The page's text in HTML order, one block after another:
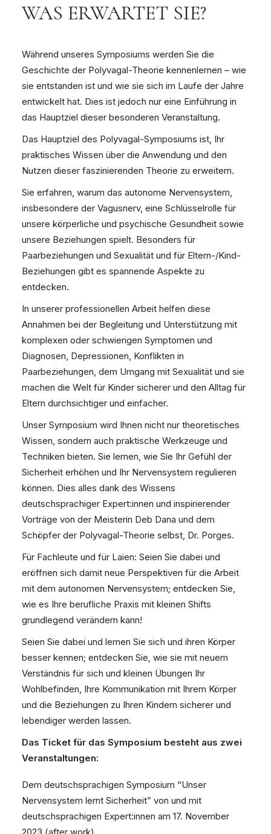
WAS ERWARTET SIE?
Während unseres Symposiums werden Sie die
Geschichte der Polyvagal-Theorie kennenlernen – wie
sie entstanden ist und wie sie sich im Laufe der Jahre
entwickelt hat. Dies ist jedoch nur eine Einführung in
das Hauptziel dieser besonderen Veranstaltung.
Das Hauptziel des Polyvagal-Symposiums ist, Ihr
praktisches Wissen über die Anwendung und den
Nutzen dieser faszinierenden Theorie zu erweitern.
Sie erfahren, warum das autonome Nervensystem,
insbesondere der Vagusnerv, eine Schlüsselrolle für
unsere körperliche und psychische Gesundheit sowie
unsere Beziehungen spielt. Besonders für
Paarbeziehungen und Sexualität und für Eltern-/Kind-
Beziehungen gibt es spannende Aspekte zu
entdecken.
In unserer professionellen Arbeit helfen diese
Annahmen bei der Begleitung und Unterstützung mit
komplexen oder schwierigen Symptomen und
Diagnosen, Depressionen, Konflikten in
Paarbeziehungen, dem Umgang mit Sexualität und sie
machen die Welt für Kinder sicherer und den Alltag für
Eltern durchsichtiger und einfacher.
Unser Symposium wird Ihnen nicht nur theoretisches
Wissen, sondern auch praktische Werkzeuge und
Techniken bieten. Sie lernen, wie Sie Ihr Gefühl der
Sicherheit erhöhen und Ihr Nervensystem regulieren
können. Dies alles dank des Wissens
deutschsprachiger Expert:innen und inspirierender
Vorträge von der Meisterin Deb Dana und dem
Schöpfer der Polyvagal-Theorie selbst, Dr. Porges.
Für Fachleute und für Laien: Seien Sie dabei und
eröffnen sich damit neue Perspektiven für die Arbeit
mit dem autonomen Nervensystem; entdecken Sie,
wie es Ihre berufliche Praxis mit kleinen Shifts
grundlegend verändern kann!
Seien Sie dabei und lernen Sie sich und ihren Körper
besser kennen; entdecken Sie, wie sie mit neuem
Verständnis für sich und kleinen Übungen Ihr
Wohlbefinden, Ihre Kommunikation mit Ihrem Körper
und die Beziehungen zu Ihren Kindern sicherer und
lebendiger werden lassen.
Das Ticket für das Symposium besteht aus zwei
Veranstaltungen:
Dem deutschsprachigen Symposium “Unser
Nervensystem lernt Sicherheit” von und mit
deutschsprachigen Expert:innen am 17. November